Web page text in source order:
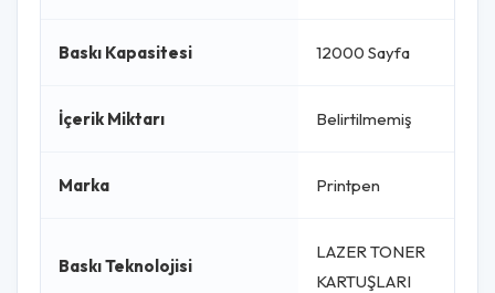
Baskı Kapasitesi 12000 Sayfa
İçerik Miktarı Belirtilmemiş
Marka Printpen
Baskı Teknolojisi
LAZER TONER
KARTUŞLARI